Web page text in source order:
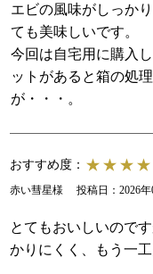
エビの風味がしっか
ても美味しいです。
今回は自宅用に購入
ットがあると箱の処
が・・・。
おすすめ度：
赤い彗星様 投稿日：2026年
とてもおいしいので
かりにくく、もう一工